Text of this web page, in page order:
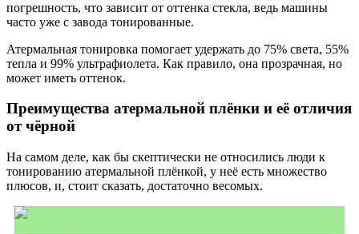
погрешность, что зависит от оттенка стекла, ведь машины
часто уже с завода тонированные.
Атермальная тонировка помогает удержать до 75% света, 55%
тепла и 99% ультрафиолета. Как правило, она прозрачная, но
может иметь оттенок.
Преимущества атермальной плёнки и её отличия
от чёрной
На самом деле, как бы скептически не относились люди к
тонированию атермальной плёнкой, у неё есть множество
плюсов, и, стоит сказать, достаточно весомых.